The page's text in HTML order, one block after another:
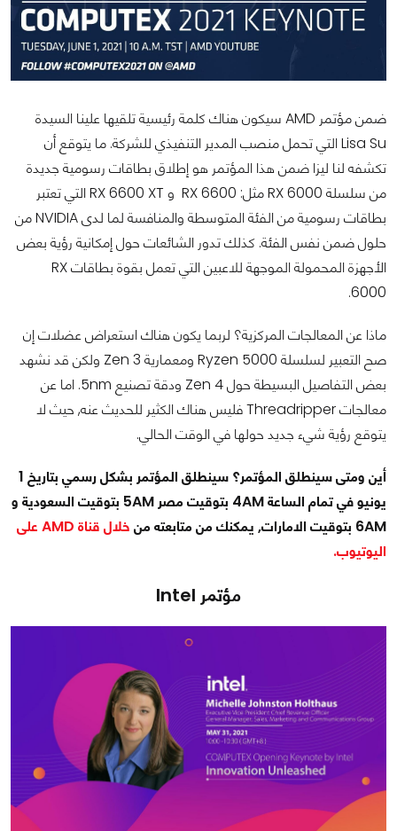
ضمن مؤتمر AMD سيكون هناك كلمة رئيسية تلقيها علينا السيدة
Lisa Su التي تحمل منصب المدير التنفيذي للشركة. ما يتوقع أن
تكشفه لنا ليزا ضمن هذا المؤتمر هو إطلاق بطاقات رسومية جديدة
من سلسلة RX 6000 مثل: RX 6600 و RX 6600 XT التي تعتبر
بطاقات رسومية من الفئة المتوسطة والمنافسة لما لدى NVIDIA من
حلول ضمن نفس الفئة. كذلك تدور الشائعات حول إمكانية رؤية بعض
الأجهزة المحمولة الموجهة للاعبين التي تعمل بقوة بطاقات RX
6000.
ماذا عن المعالجات المركزية؟ لربما يكون هناك استعراض عضلات إن
صح التعبير لسلسلة Ryzen 5000 ومعمارية Zen 3 ولكن قد نشهد
بعض التفاصيل البسيطة حول Zen 4 ودقة تصنيع 5nm. اما عن
معالجات Threadripper فليس هناك الكثير للحديث عنه, حيث لا
يتوقع رؤية شيء جديد حولها في الوقت الحالي.
أين ومتى سينطلق المؤتمر؟ سينطلق المؤتمر بشكل رسمي بتاريخ 1
يونيو في تمام الساعة 4AM بتوقيت مصر 5AM بتوقيت السعودية و
6AM بتوقيت الامارات, يمكنك من متابعته من
خلال قناة AMD على
اليوتيوب.
مؤتمر Intel